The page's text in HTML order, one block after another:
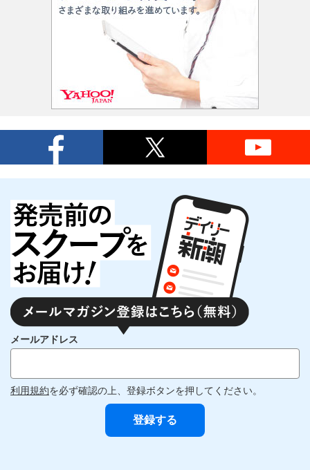
メールアドレス
利用規約を必ず確認の上、登録ボタンを押してください。